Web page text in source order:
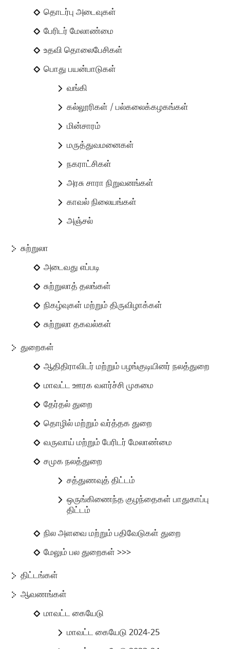
தொடர்பு அடைவுகள்
பேரிடர் மேலாண்மை
உதவி தொலைபேசிகள்
பொது பயன்பாடுகள்
வங்கி
கல்லூரிகள் / பல்கலைக்கழகங்கள்
மின்சாரம்
மருத்துவமனைகள்
நகராட்சிகள்
அரசு சாரா நிறுவனங்கள்
காவல் நிலையங்கள்
அஞ்சல்
சுற்றுலா
அடைவது எப்படி
சுற்றுலாத் தலங்கள்
நிகழ்வுகள் மற்றும் திருவிழாக்கள்
சுற்றுலா தகவல்கள்
துறைகள்
ஆதிதிராவிடர் மற்றும் பழங்குடியினர் நலத்துறை
மாவட்ட ஊரக வளர்ச்சி முகமை
தேர்தல் துறை
தொழில் மற்றும் வர்த்தக துறை
வருவாய் மற்றும் பேரிடர் மேலாண்மை
சமுக நலத்துறை
சத்துணவுத் திட்டம்
ஒருங்கிணைந்த குழந்தைகள் பாதுகாப்பு
திட்டம்
நில அளவை மற்றும் பதிவேடுகள் துறை
மேலும் பல துறைகள் >>>
திட்டங்கள்
ஆவணங்கள்
மாவட்ட கையேடு
மாவட்ட கையேடு 2024-25